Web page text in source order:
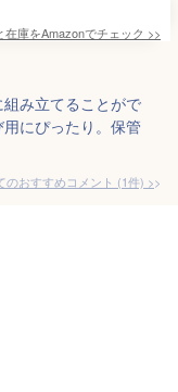
在庫をAmazonでチェック >>
み立てることがで
にぴったり。保管
のおすすめコメント (1件) >